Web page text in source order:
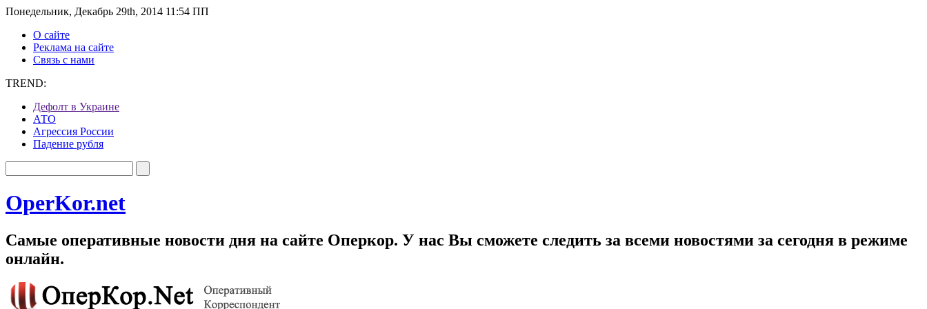
Понедельник, Декабрь 29th, 2014 11:54 ПП
О сайте
Реклама на сайте
Связь с нами
TREND:
Дефолт в Украине
АТО
Агрессия России
Падение рубля
OperKor.net
Самые оперативные новости дня на сайте Оперкор. У нас Вы сможете следить за всеми новостями за сегодня в режиме
онлайн.